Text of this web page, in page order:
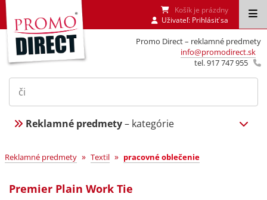
Promo Direct – reklamné predmety
info@promodirect.sk
tel. 917 747 955
Košík je prázdny
Uživateľ: Prihlásiť sa
Reklamné predmety– kategórie
Reklamné predmety » Textil » pracovné oblečenie
Premier Plain Work Tie